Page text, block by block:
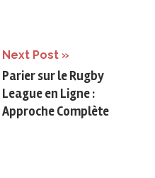
Next Post
Parier sur le Rugby
League en Ligne :
Approche Complète